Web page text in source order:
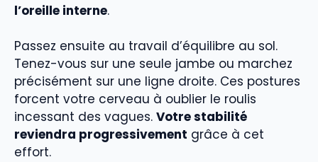
l’oreille interne.
Passez ensuite au travail d’équilibre au sol.
Tenez-vous sur une seule jambe ou marchez
précisément sur une ligne droite. Ces postures
forcent votre cerveau à oublier le roulis
incessant des vagues. Votre stabilité
reviendra progressivement grâce à cet
effort.